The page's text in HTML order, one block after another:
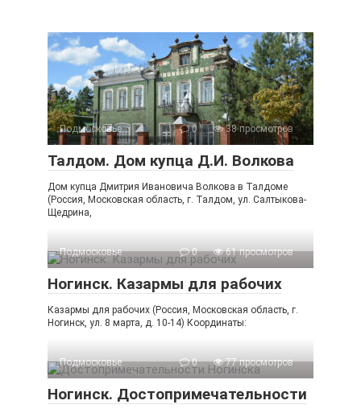
Подмосковье 0 38 просмотров
Талдом. Дом купца Д.И. Волкова
Дом купца Дмитрия Ивановича Волкова в Талдоме
(Россия, Московская область, г. Талдом, ул. Салтыкова-
Щедрина,
Подмосковье 0 61 просмотров
Ногинск. Казармы для рабочих
Казармы для рабочих (Россия, Московская область, г.
Ногинск, ул. 8 марта, д. 10-14) Координаты:
Подмосковье 0 77 просмотров
Ногинск. Достопримечательности